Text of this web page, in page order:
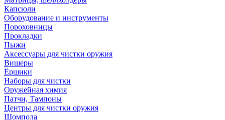
Капсюли
Оборудование и инструменты
Пороховницы
Прокладки
Пыжи
Аксессуары для чистки оружия
Вишеры
Ёршики
Наборы для чистки
Оружейная химия
Патчи, Тампоны
Центры для чистки оружия
Шомпола